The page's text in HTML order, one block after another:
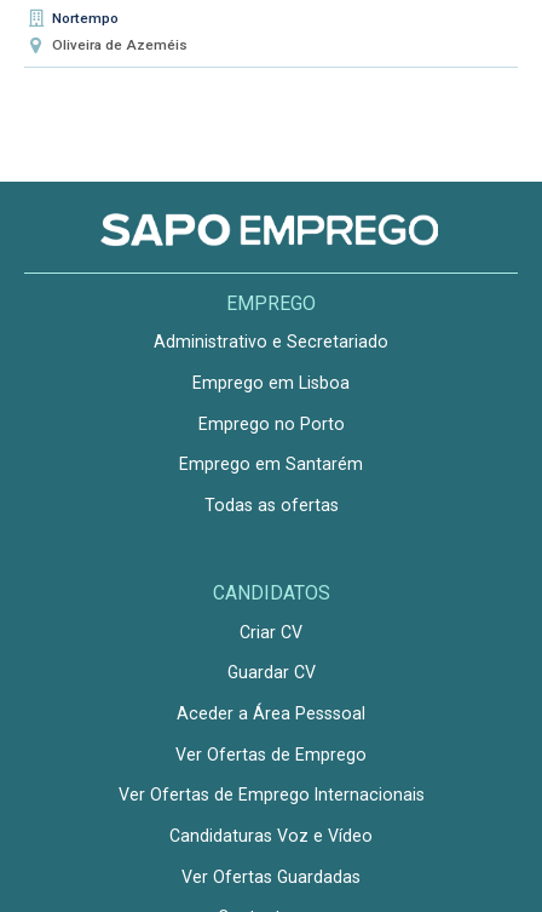
Nortempo
Oliveira de Azeméis
EMPREGO
Administrativo e Secretariado
Emprego em Lisboa
Emprego no Porto
Emprego em Santarém
Todas as ofertas
CANDIDATOS
Criar CV
Guardar CV
Aceder a Área Pesssoal
Ver Ofertas de Emprego
Ver Ofertas de Emprego Internacionais
Candidaturas Voz e Vídeo
Ver Ofertas Guardadas